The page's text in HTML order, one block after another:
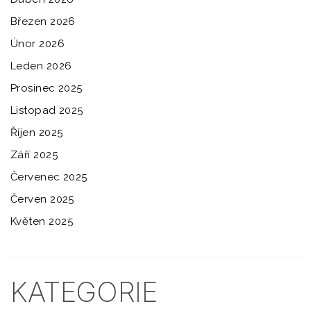
Březen 2026
Únor 2026
Leden 2026
Prosinec 2025
Listopad 2025
Říjen 2025
Září 2025
Červenec 2025
Červen 2025
Květen 2025
KATEGORIE